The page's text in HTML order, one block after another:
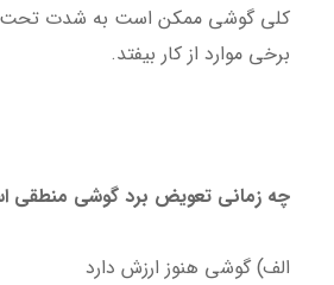
کلی گوشی ممکن است به شدت تحت
برخی موارد از کار بیفتد.
چه زمانی تعویض برد گوشی منطقی
الف) گوشی هنوز ارزش دارد